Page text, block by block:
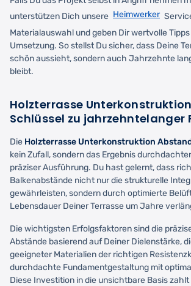
unterstützen Dich unsere Heimwerker
Materialauswahl und geben Dir wertvolle
Umsetzung. So stellst Du sicher, dass Deine
schön aussieht, sondern auch Jahrzehnte
bleibt.
Holzterrasse Unterkonstruktion
Schlüssel zu jahrzehntelanger
Die Holzterrasse Unterkonstruktion
kein Zufall, sondern das Ergebnis
präziser Ausführung. Du hast gelernt, dass
Balkenabstände nicht nur die strukturelle
gewährleisten, sondern durch optimierte
Lebensdauer Deiner Terrasse um Jahre
Die wichtigsten Erfolgsfaktoren sind die
Abstände basierend auf Deiner Dielenstärke,
geeigneter Materialien der richtigen
durchdachte Fundamentgestaltung mit
Diese Investition in die unsichtbare Basis